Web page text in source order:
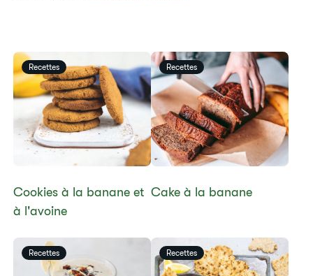
Recettes
​Cookies à la banane et
à l'avoine​
Recettes
​Cake à la banane
Recettes Recettes